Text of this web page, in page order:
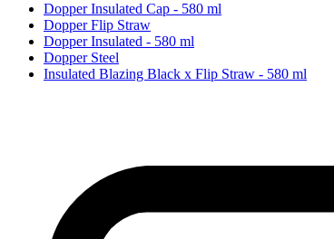
Dopper Insulated Cap - 580 ml
Dopper Flip Straw
Dopper Insulated - 580 ml
Dopper Steel
Insulated Blazing Black x Flip Straw - 580 ml